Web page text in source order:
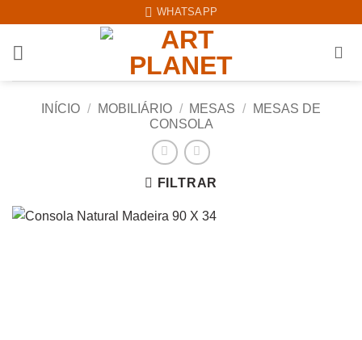
content
WHATSAPP
INÍCIO / MOBILIÁRIO / MESAS /
MESAS DE
CONSOLA
FILTRAR